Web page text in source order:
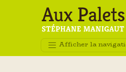
Afficher la